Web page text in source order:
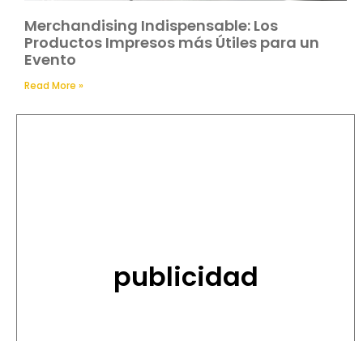
Merchandising Indispensable: Los
Productos Impresos más Útiles para un
Evento
Read More »
publicidad